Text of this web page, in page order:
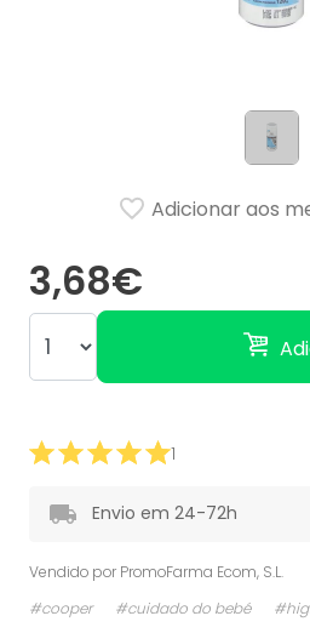
3,68€
Adicionar aos
1
Envio em 24-72h
Vendido por PromoFarma Ecom, S.L.
#cooper
#cuidado do bebé